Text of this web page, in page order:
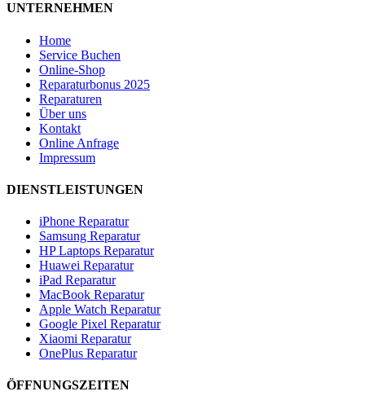
UNTERNEHMEN
Home
Service Buchen
Online-Shop
Reparaturbonus 2025
Reparaturen
Über uns
Kontakt
Online Anfrage
Impressum
DIENSTLEISTUNGEN
iPhone Reparatur
Samsung Reparatur
HP Laptops Reparatur
Huawei Reparatur
iPad Reparatur
MacBook Reparatur
Apple Watch Reparatur
Google Pixel Reparatur
Xiaomi Reparatur
OnePlus Reparatur
ÖFFNUNGSZEITEN